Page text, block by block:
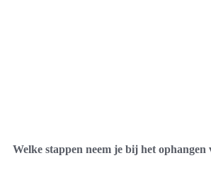
Welke stappen neem je bij het ophangen